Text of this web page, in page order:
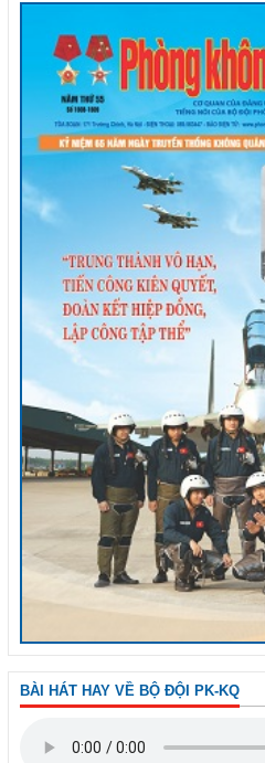
BÀI HÁT HAY VỀ BỘ ĐỘI PK-KQ